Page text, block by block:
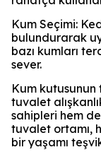
Kum Seçimi:
bulundurarak
bazı kumları
sever.
Kum kutusunun
tuvalet
sahipleri hem
tuvalet ortamı,
bir yaşamı